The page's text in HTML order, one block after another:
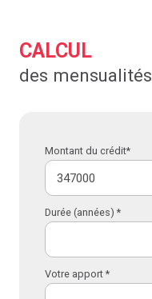
CALCUL
des mensualités
Montant du crédit*
Durée (années) *
Votre apport *